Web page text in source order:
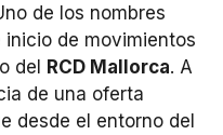
de los nombres
de movimientos
del RCD Mallorca. A
de una oferta
desde el entorno del